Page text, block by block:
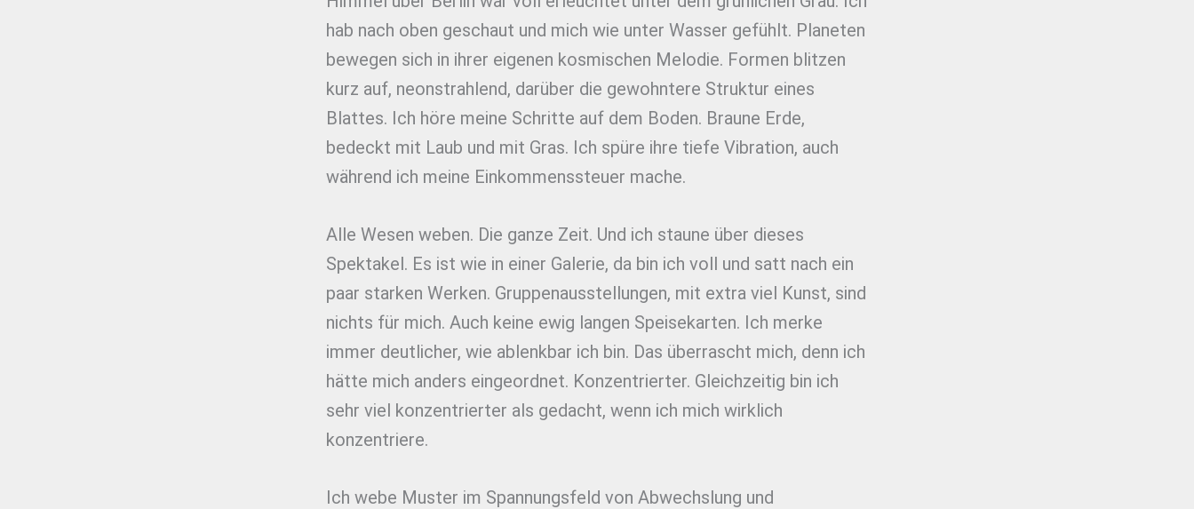
hab nach oben geschaut und mich wie unter Wasser gefühlt. Planeten
bewegen sich in ihrer eigenen kosmischen Melodie. Formen blitzen
kurz auf, neonstrahlend, darüber die gewohntere Struktur eines
Blattes. Ich höre meine Schritte auf dem Boden. Braune Erde,
bedeckt mit Laub und mit Gras. Ich spüre ihre tiefe Vibration, auch
während ich meine Einkommenssteuer mache.
Alle Wesen weben. Die ganze Zeit. Und ich staune über dieses
Spektakel. Es ist wie in einer Galerie, da bin ich voll und satt nach ein
paar starken Werken. Gruppenausstellungen, mit extra viel Kunst, sind
nichts für mich. Auch keine ewig langen Speisekarten. Ich merke
immer deutlicher, wie ablenkbar ich bin. Das überrascht mich, denn ich
hätte mich anders eingeordnet. Konzentrierter. Gleichzeitig bin ich
sehr viel konzentrierter als gedacht, wenn ich mich wirklich
konzentriere.
Ich webe Muster im Spannungsfeld von Abwechslung und